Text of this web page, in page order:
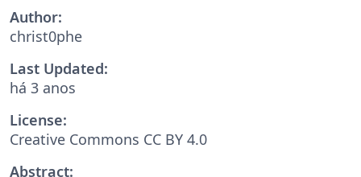
Author:
christ0phe
Last Updated:
há 3 anos
License:
Creative Commons CC BY 4.0
Abstract: